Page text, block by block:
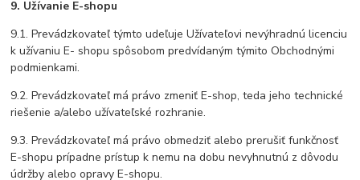
9. Užívanie E-shopu
9.1. Prevádzkovateľ týmto udeľuje Užívateľovi nevýhradnú licenciu
k užívaniu E- shopu spôsobom predvídaným týmito Obchodnými
podmienkami.
9.2. Prevádzkovateľ má právo zmeniť E-shop, teda jeho technické
riešenie a/alebo užívateľské rozhranie.
9.3. Prevádzkovateľ má právo obmedziť alebo prerušiť funkčnosť
E-shopu prípadne prístup k nemu na dobu nevyhnutnú z dôvodu
údržby alebo opravy E-shopu.